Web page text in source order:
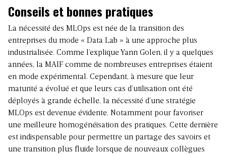
Conseils et bonnes pratiques
La nécessité des MLOps est née de la transition des
entreprises du mode « Data Lab » à une approche plus
industrialisée. Comme l’explique Yann Golen, il y a quelques
années, la MAIF comme de nombreuses entreprises étaient
en mode expérimental. Cependant, à mesure que leur
maturité a évolué et que leurs cas d’utilisation ont été
déployés à grande échelle, la nécessité d’une stratégie
MLOps est devenue évidente. Notamment pour favoriser
une meilleure homogénéisation des pratiques. Cette dernière
est indispensable pour permettre un partage des savoirs et
une transition plus fluide lorsque de nouveaux collègues